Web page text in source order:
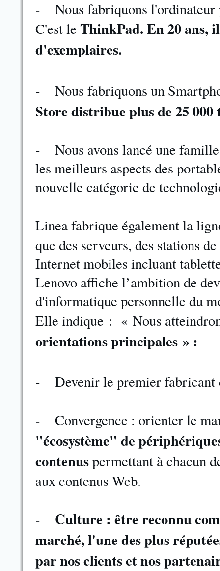
- Nous fabriquons
C'est le ThinkPad.En 20 ans,
d'exemplaires.
- Nous fabriquons un
Store distribue plus de 25 000
- Nous avons lancé une
les meilleurs aspects des
nouvelle catégorie de
Linea fabrique également la
que des serveurs, des stations
Internet mobiles incluant
Lenovo affiche l’ambition de
d'informatique personnelle du
Elle indique : « Nous
orientations principales » :
- Devenir le premier fabricant
- Convergence : orienter le
"écosystème" de
contenuspermettant à chacun
aux contenus Web.
- Culture : être reconnu
marché, l'une des plus
par nos clients et nos